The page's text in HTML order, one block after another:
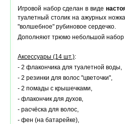
Игровой набор сделан в виде
туалетный столик на ажурных
"волшебное" рубиновое сердечко.
Дополняют трюмо небольшой набор
Аксессуары (14 шт.):
- 2 флакончика для туалетной воды,
- 2 резинки для волос "цветочки",
- 2 помады с крышечками,
- флакончик для духов,
- расчёска для волос,
- фен (на батарейке),